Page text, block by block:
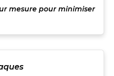
mesure pour minimiser